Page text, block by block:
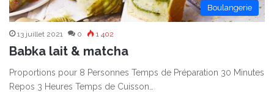
Boulangerie
13 juillet 2021 0 1 402
Babka lait & matcha
Proportions pour 8 Personnes Temps de Préparation 30 Minutes
Repos 3 Heures Temps de Cuisson…